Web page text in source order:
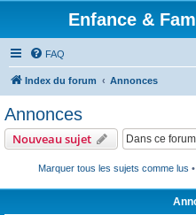
Enfance &
FAQ
Index du forum Annonces
Annonces
Nouveau sujet
Marquer tous les sujets comme lus